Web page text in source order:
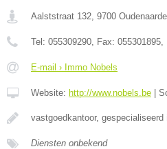
Aalststraat 132 9700 Oudenaarde
Tel: 055309290 , Fax: 055301895
E-mail › Immo Nobels
Website: http://www.nobels.be
vastgoedkantoor, gespecialiseerd
Diensten onbekend